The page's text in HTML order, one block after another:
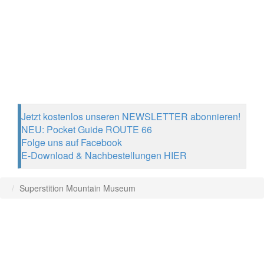
Jetzt kostenlos unseren NEWSLETTER abonnieren!
NEU: Pocket Guide ROUTE 66
Folge uns auf Facebook
E-Download & Nachbestellungen HIER
Superstition Mountain Museum